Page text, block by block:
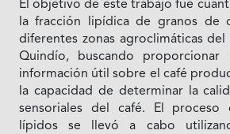
El objetivo de este trabajo fue
la fracción lipídica de granos de
diferentes zonas agroclimáticas
Quindío, buscando proporcionar
información útil sobre el café
la capacidad de determinar la
sensoriales del café. El proceso
lípidos se llevó a cabo